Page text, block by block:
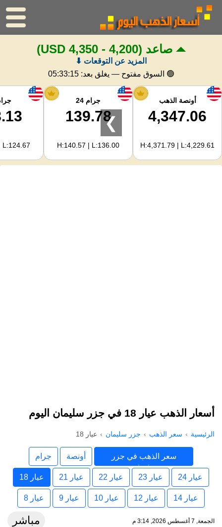
الرئيسية
سعر الذهب
اسعار الفضه
حاسبة الذهب
لمشرفي المواقع
صاعد (4,200 - 4,350 USD)
المزيد عن التوقعات ⬇
🟢 السوق مفتوح — يغلق بعد: 05:33:14
أونصة الذهب
4,347.06
H:4,371.79 | L:4,229.61
جرام 24
139.78
H:140.57 | L:136.00
L:124.67
❯
أسعار الذهب عيار 18 في جزر سليمان اليوم
الرئيسية سعر الذهب جزر سليمان عيار 18
سعر الذهب في جزر
سليمان
أونصة جرام
عيار 24 عيار 23 عيار 22 عيار 21 عيار 18
عيار 14 عيار 12 عيار 10 عيار 9 عيار 8
الجمعة, 7 أغسطس 2026, 3:14 م مباشر